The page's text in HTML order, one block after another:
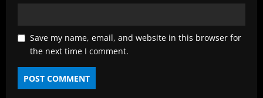
Save my name, email, and website in this browser for
the next time I comment.